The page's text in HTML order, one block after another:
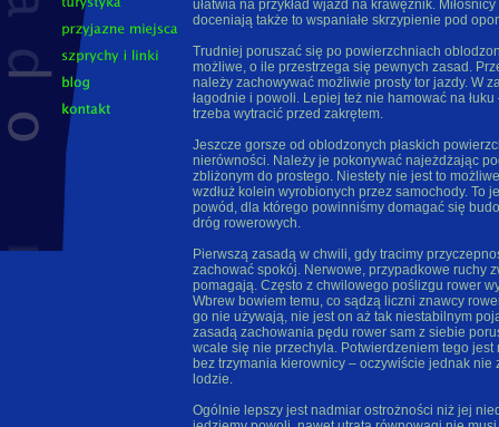
ułatwia na przykład wjazd na krawężnik.
doceniają także to wspaniałe skrzypienie pod
Trudniej poruszać się po powierzchniach
możliwe, o ile przestrzega się pewnych zasad.
należy zachowywać możliwie prosty tor jazdy. W
łagodnie i powoli. Lepiej też nie hamować na
trzeba wytracić przed zakrętem.
Jeszcze gorsze od oblodzonych płaskich
nierówności. Należy je pokonywać najeżdżając
zbliżonym do prostego. Niestety nie jest to
wzdłuż kolein wyrobionych przez samochody. To
powód, dla którego powinniśmy domagać się
dróg rowerowych.
Pierwszą zasadą w chwili, gdy tracimy
zachować spokój. Nerwowe, przypadkowe ruchy
pomagają. Często z chwilowego poślizgu rower
Wbrew bowiem temu, co sądzą liczni znawcy
go nie używają, nie jest on aż tak niestabilnym
zasadą zachowania pędu rower sam z siebie
wcale się nie przechyla. Potwierdzeniem tego jest
bez trzymania kierownicy – oczywiście jednak nie
lodzie.
Ogólnie lepszy jest nadmiar ostrożności niż jej